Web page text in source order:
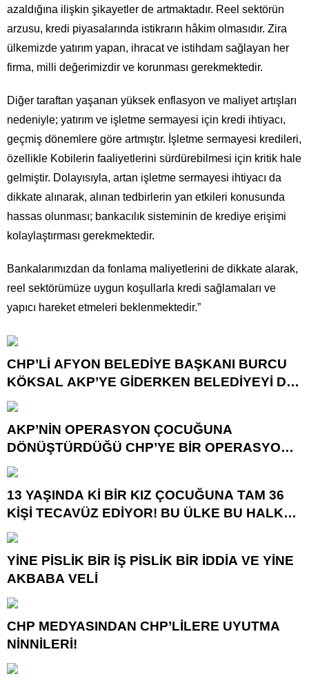
azaldığına ilişkin şikayetler de artmaktadır. Reel sektörün
arzusu, kredi piyasalarında istikrarın hâkim olmasıdır. Zira
ülkemizde yatırım yapan, ihracat ve istihdam sağlayan her
firma, milli değerimizdir ve korunması gerekmektedir.
Diğer taraftan yaşanan yüksek enflasyon ve maliyet artışları
nedeniyle; yatırım ve işletme sermayesi için kredi ihtiyacı,
geçmiş dönemlere göre artmıştır. İşletme sermayesi kredileri,
özellikle Kobilerin faaliyetlerini sürdürebilmesi için kritik hale
gelmiştir. Dolayısıyla, artan işletme sermayesi ihtiyacı da
dikkate alınarak, alınan tedbirlerin yan etkileri konusunda
hassas olunması; bankacılık sisteminin de krediye erişimi
kolaylaştırması gerekmektedir.
Bankalarımızdan da fonlama maliyetlerini de dikkate alarak,
reel sektörümüze uygun koşullarla kredi sağlamaları ve
yapıcı hareket etmeleri beklenmektedir.”
CHP’Lİ AFYON BELEDİYE BAŞKANI BURCU
KÖKSAL AKP’YE GİDERKEN BELEDİYEYİ DE
GÖTÜRÜYOR!
AKP’NİN OPERASYON ÇOCUĞUNA
DÖNÜŞTÜRDÜĞÜ CHP’YE BİR OPERASYON
DAHA!
13 YAŞINDA Kİ BİR KIZ ÇOCUĞUNA TAM 36
KİŞİ TECAVÜZ EDİYOR! BU ÜLKE BU HALK
NEREYE SAVRULDU NASIL SAVRULDU!
YİNE PİSLİK BİR İŞ PİSLİK BİR İDDİA VE YİNE
AKBABA VELİ
CHP MEDYASINDAN CHP’LİLERE UYUTMA
NİNNİLERİ!